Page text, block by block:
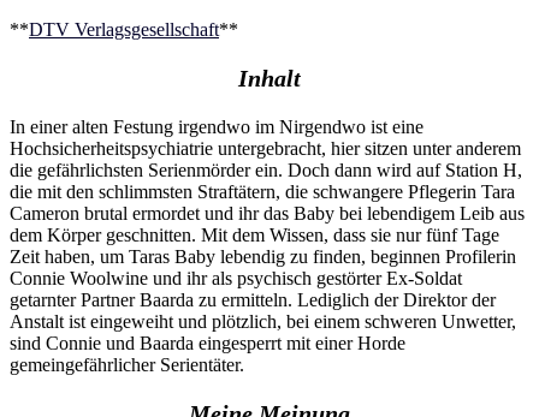
**DTV Verlagsgesellschaft**
Inhalt
In einer alten Festung irgendwo im Nirgendwo ist eine
Hochsicherheitspsychiatrie untergebracht, hier sitzen unter anderem
die gefährlichsten Serienmörder ein. Doch dann wird auf Station H,
die mit den schlimmsten Straftätern, die schwangere Pflegerin Tara
Cameron brutal ermordet und ihr das Baby bei lebendigem Leib aus
dem Körper geschnitten. Mit dem Wissen, dass sie nur fünf Tage
Zeit haben, um Taras Baby lebendig zu finden, beginnen Profilerin
Connie Woolwine und ihr als psychisch gestörter Ex-Soldat
getarnter Partner Baarda zu ermitteln. Lediglich der Direktor der
Anstalt ist eingeweiht und plötzlich, bei einem schweren Unwetter,
sind Connie und Baarda eingesperrt mit einer Horde
gemeingefährlicher Serientäter.